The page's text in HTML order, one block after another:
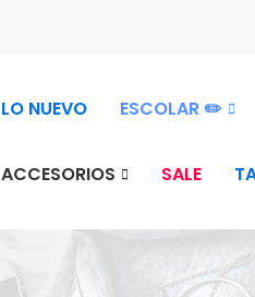
LO NUEVO ESCOLAR ✏️
ACCESORIOS SALE